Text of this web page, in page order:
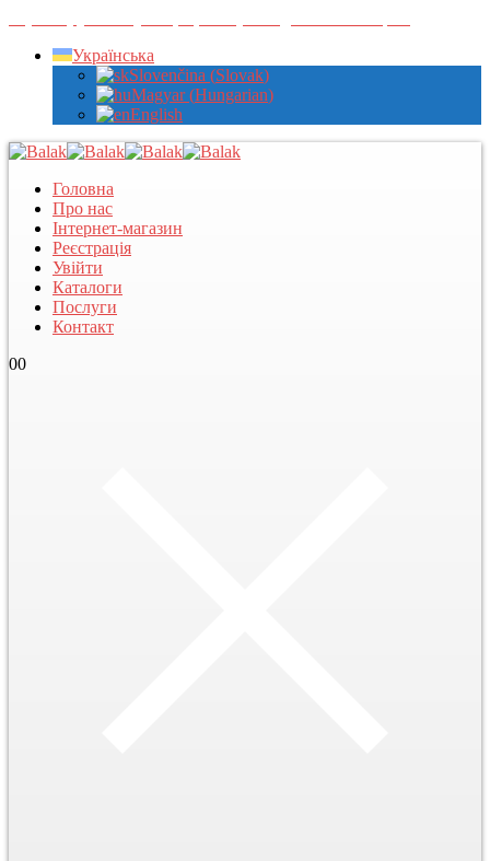
Українська
Slovenčina (Slovak)
Magyar (Hungarian)
English
Головна
Про нас
Інтернет-магазин
Реєстрація
Увійти
Каталоги
Послуги
Контакт
00